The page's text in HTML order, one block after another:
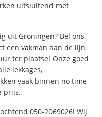
uitsluitend met
uit Groningen? Bel ons
een vakman aan de lijn.
ter plaatse! Onze goed
lekkages,
vaak binnen no time
prijs.
050-2069026! Wij